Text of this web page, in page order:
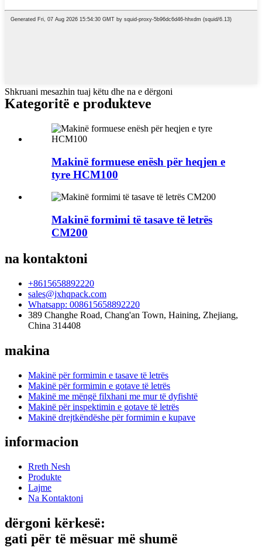
Shkruani mesazhin tuaj këtu dhe na e dërgoni
Kategoritë e produkteve
Makinë formuese enësh për heqjen e
tyre HCM100
Makinë formimi të tasave të letrës
CM200
na kontaktoni
+8615658892220
sales@jxhqpack.com
Whatsapp: 008615658892220
389 Changhe Road, Chang'an Town, Haining, Zhejiang,
China 314408
makina
Makinë për formimin e tasave të letrës
Makinë për formimin e gotave të letrës
Makinë me mëngë filxhani me mur të dyfishtë
Makinë për inspektimin e gotave të letrës
Makinë drejtkëndëshe për formimin e kupave
informacion
Rreth Nesh
Produkte
Lajme
Na Kontaktoni
dërgoni kërkesë:
gati për të mësuar më shumë